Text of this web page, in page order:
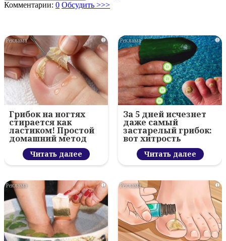
Комментарии: 0 Обсудить >>>
i
Грибок на ногтях
стирается как
ластиком! Простой
домашний метод
Читать далее
i
За 5 дней исчезнет
даже самый
застарелый грибок:
вот хитрость
Читать далее
i i